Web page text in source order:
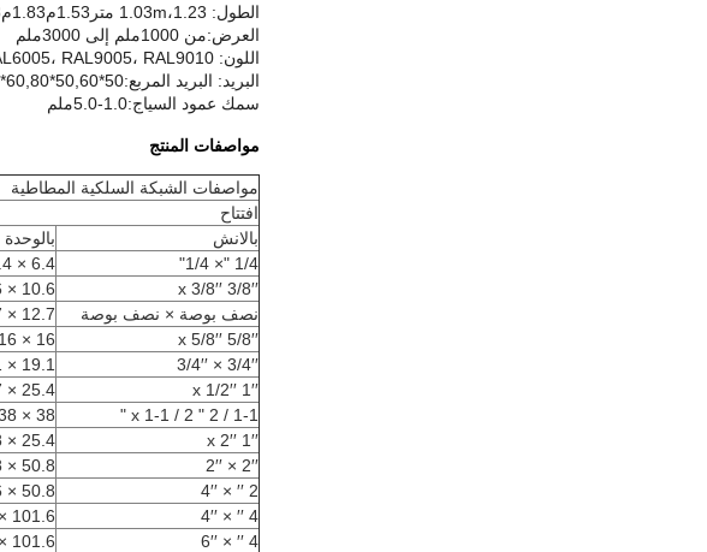
الطول: 1.03m،1.23 متر1.53م1.83م2.03م2.23 متر، الخ
العرض:من 1000ملم إلى 3000ملم
اللون: RAL6005، RAL9005، RAL9010، يمكن أن يجعل اللون الآخر كما مثير للاهتمام الخاص بك.
البريد: البريد المربع:50*50,60*60,80*80,40*80ملم،100*100ملم؛البريد الدائري:48,60،75ملم، ورقة الخوخ:70*100ملم، الخ
سمك عمود السياج:1.0-5.0ملم
مواصفات المنتج
مواصفات الشبكة السلكية المطاطية
افتتاح
بالانش
بالوحدة
1/4 "× 1/4"
6.4 × 6.4 ملم
3/8′′ x 3/8′′
10.6 × 10.6 ملم
نصف بوصة × نصف بوصة
12.7 × 12.7 ملم
5/8′′ x 5/8′′
16 × 16 ملم
3/4′′ × 3/4′′
19.1 × 19.1 ملم
1′′ x 1/2′′
25.4 × 12.7 ملم
1-1 / 2 " x 1-1 / 2 "
38 × 38 ملم
1′′ x 2′′
25.4 × 50.8 ملم
2′′ × 2′′
50.8 × 50.8 ملم
2 ′′ × 4′′
50.8 × 101.6 ملم
4 ′′ × 4′′
101.6 × 101.6 ملم
4 ′′ × 6′′
101.6 × 152.4 ملم